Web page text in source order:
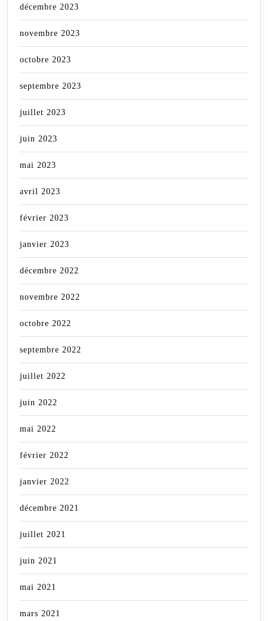
décembre 2023
novembre 2023
octobre 2023
septembre 2023
juillet 2023
juin 2023
mai 2023
avril 2023
février 2023
janvier 2023
décembre 2022
novembre 2022
octobre 2022
septembre 2022
juillet 2022
juin 2022
mai 2022
février 2022
janvier 2022
décembre 2021
juillet 2021
juin 2021
mai 2021
mars 2021